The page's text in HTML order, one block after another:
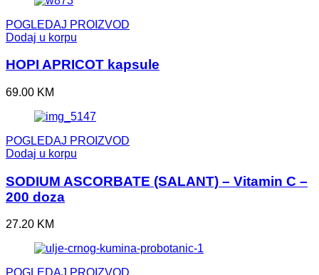
POGLEDAJ PROIZVOD
Dodaj u korpu
HOPI APRICOT kapsule
69.00 KM
POGLEDAJ PROIZVOD
Dodaj u korpu
SODIUM ASCORBATE (SALANT) – Vitamin C –
200 doza
27.20 KM